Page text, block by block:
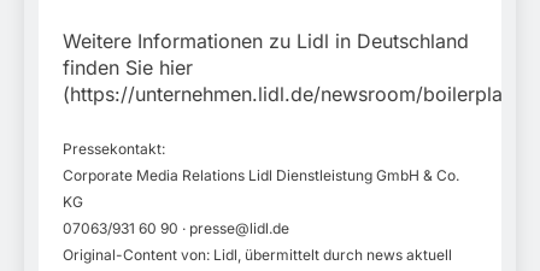
Weitere Informationen zu Lidl in Deutschland
finden Sie hier
(https://unternehmen.lidl.de/newsroom/boilerplate).
Pressekontakt:
Corporate Media Relations Lidl Dienstleistung GmbH & Co.
KG
07063/931 60 90 · presse@lidl.de
Original-Content von: Lidl, übermittelt durch news aktuell